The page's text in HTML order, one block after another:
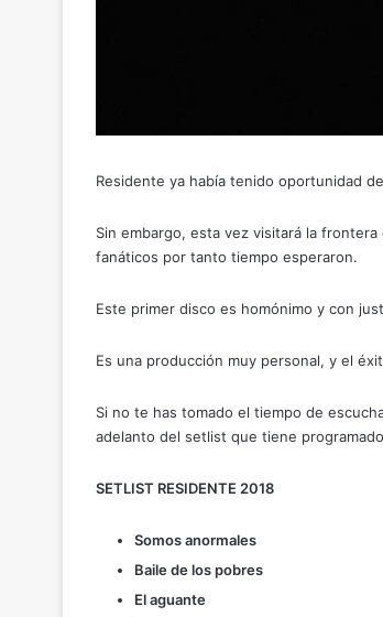
Residente ya había tenido oportunidad
Sin embargo, esta vez visitará la
fanáticos por tanto tiempo esperaron.
Este primer disco es homónimo y con
Es una producción muy personal, y el
Si no te has tomado el tiempo de
adelanto del setlist que tiene
SETLIST RESIDENTE 2018
Somos anormales
Baile de los pobres
El aguante